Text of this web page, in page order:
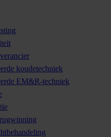
koudetechniek
EM&R-techniek